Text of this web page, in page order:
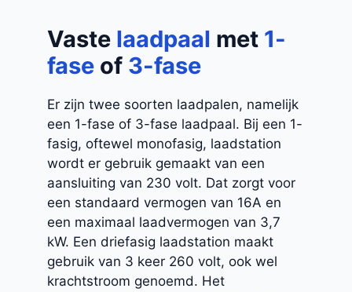
Vaste laadpaal met 1-
fase of 3-fase
Er zijn twee soorten laadpalen, namelijk
een 1-fase of 3-fase laadpaal. Bij een 1-
fasig, oftewel monofasig, laadstation
wordt er gebruik gemaakt van een
aansluiting van 230 volt. Dat zorgt voor
een standaard vermogen van 16A en
een maximaal laadvermogen van 3,7
kW. Een driefasig laadstation maakt
gebruik van 3 keer 260 volt, ook wel
krachtstroom genoemd. Het